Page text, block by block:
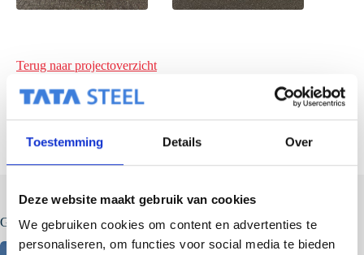
Toestemming Details Over
Deze website maakt gebruik van cookies
We gebruiken cookies om content en advertenties te
personaliseren, om functies voor social media te bieden
Terug naar projectoverzicht
Gerelateerde berichten